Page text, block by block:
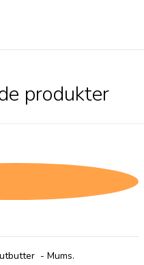
produkter
- Mums.